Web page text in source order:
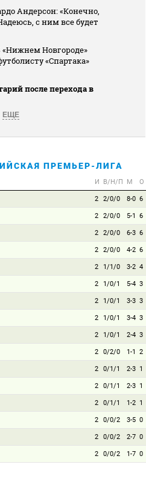
Андерсон: «Конечно,
с ним все будет
«Нижнем Новгороде»
«Спартака»
после перехода в
ЕЩЕ
ПРЕМЬЕР-ЛИГА
И В/Н/П М О
2 2/0/0 8-0 6
2 2/0/0 5-1 6
2 2/0/0 6-3 6
2 2/0/0 4-2 6
2 1/1/0 3-2 4
2 1/0/1 5-4 3
2 1/0/1 3-3 3
2 1/0/1 3-4 3
2 1/0/1 2-4 3
2 0/2/0 1-1 2
2 0/1/1 2-3 1
2 0/1/1 2-3 1
2 0/1/1 1-2 1
2 0/0/2 3-5 0
2 0/0/2 2-7 0
2 0/0/2 1-7 0